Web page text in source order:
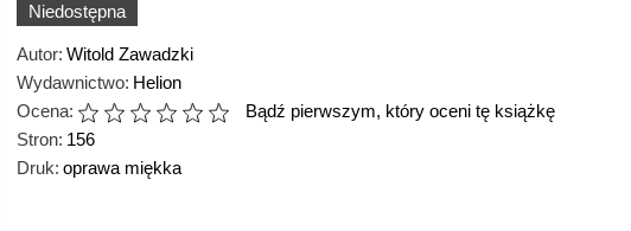
Niedostępna
Autor: Witold Zawadzki
Wydawnictwo: Helion
Ocena:
Bądź pierwszym, który oceni tę książkę
Stron: 156
Druk: oprawa miękka